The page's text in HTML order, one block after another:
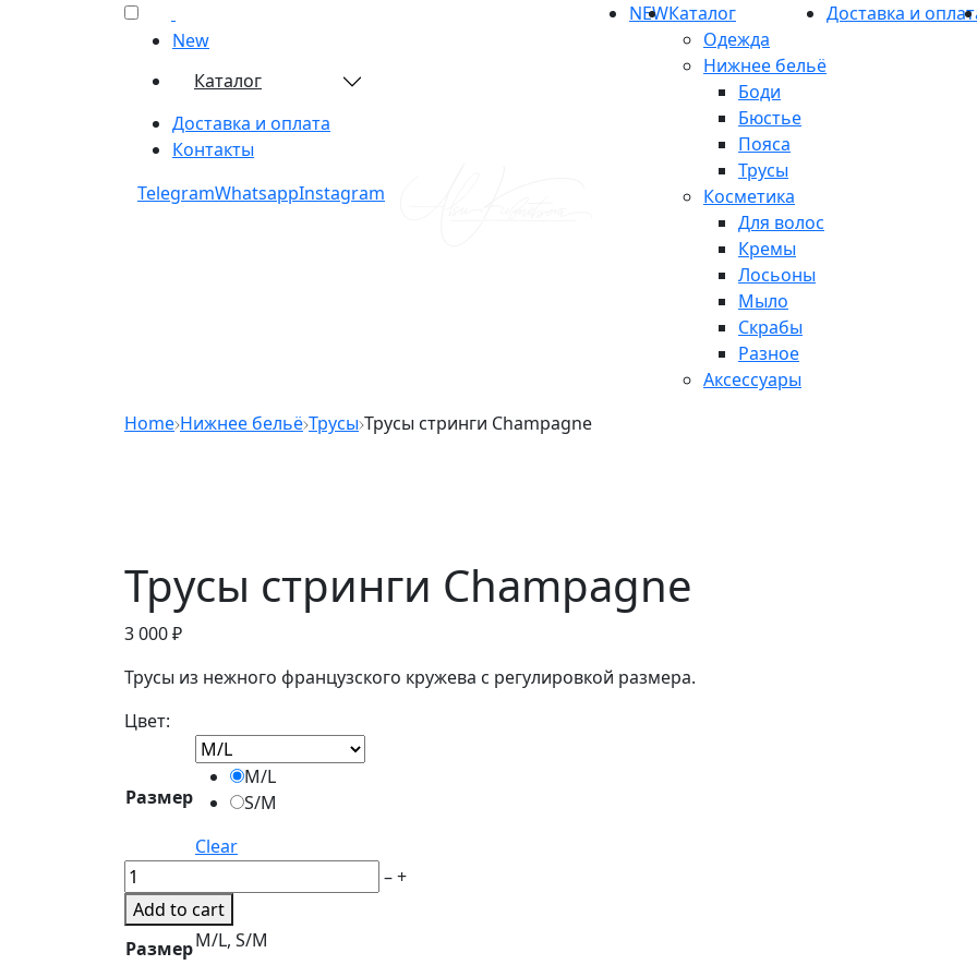
New
Каталог
Доставка и оплата
Контакты
Telegram​Whatsapp​Instagram​
NEWКаталог
Одежда
Нижнее бельё
Боди
Бюстье
Пояса
Трусы
Косметика
Для волос
Кремы
Лосьоны
Мыло
Скрабы
Разное
Аксессуары
Доставка и
Home Нижнее бельё Трусы Трусы стринги Champagne
Трусы стринги Champagne
3 000₽
Трусы из нежного французского кружева с регулировкой размера.
Цвет:
Размер
M/L
S/M
Clear
Трусы
стринги
Champagne
quantity
–+
Add to cart
РазмерM/L, S/M